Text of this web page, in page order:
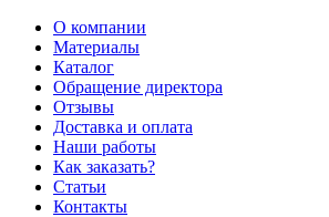
О компании
Материалы
Каталог
Обращение директора
Отзывы
Доставка и оплата
Наши работы
Как заказать?
Статьи
Контакты